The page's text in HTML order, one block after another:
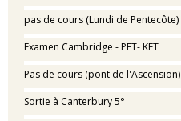
pas de cours (Lundi de Pentecôte)
Examen Cambridge - PET- KET
Pas de cours (pont de l'Ascension)
Sortie à Canterbury 5°